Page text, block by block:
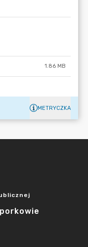
1.86 MB
METRYCZKA